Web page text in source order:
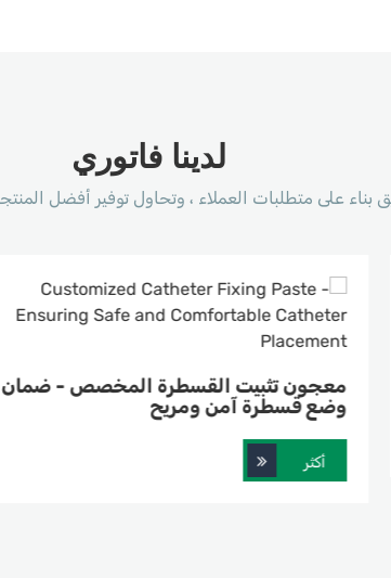
لدينا فاتوري
حلول غرواني مائي طبية مخصصة - شفاء
متقدم لإدارة الجروح